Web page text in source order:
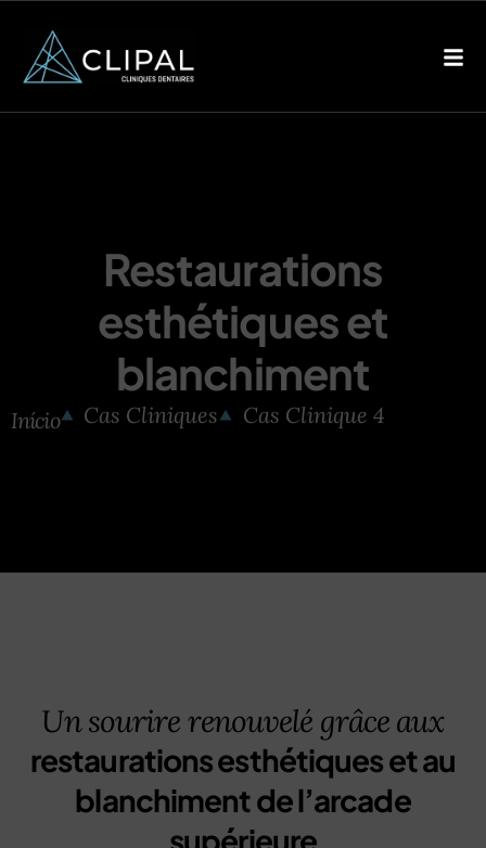
Restaurations
esthétiques et
blanchiment
Início Cas Cliniques Cas Clinique 4
Un sourire renouvelé grâce aux
restaurations esthétiques et au
blanchiment de l’arcade
supérieure